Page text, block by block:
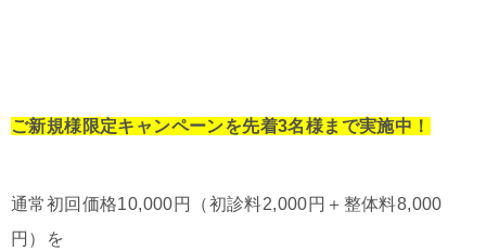
ご新規様限定キャンペーンを先着3名様まで実施中！
通常初回価格10,000円（初診料2,000円＋整体料8,000
円）を